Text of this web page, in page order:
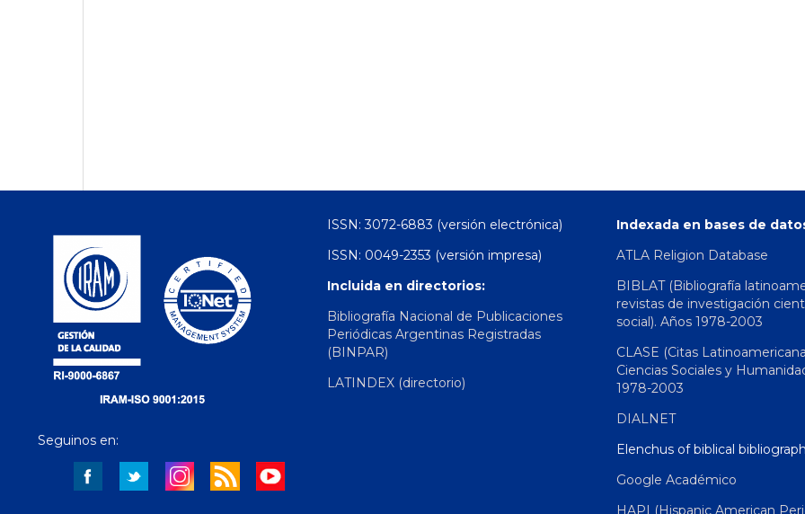
Seguinos en:
ISSN: 3072-6883 (versión electrónica)
ISSN: 0049-2353 (versión impresa)
Incluida en directorios:
Bibliografía Nacional de Publicaciones
Periódicas Argentinas Registradas
(BINPAR)
LATINDEX (directorio)
Indexada en bases de
ATLA Religion Database
BIBLAT (Bibliografía
revistas de investigación
social). Años 1978-2003
CLASE (Citas
Ciencias Sociales y
1978-2003
DIALNET
Elenchus of biblical
Google Académico
HAPI (Hispanic American